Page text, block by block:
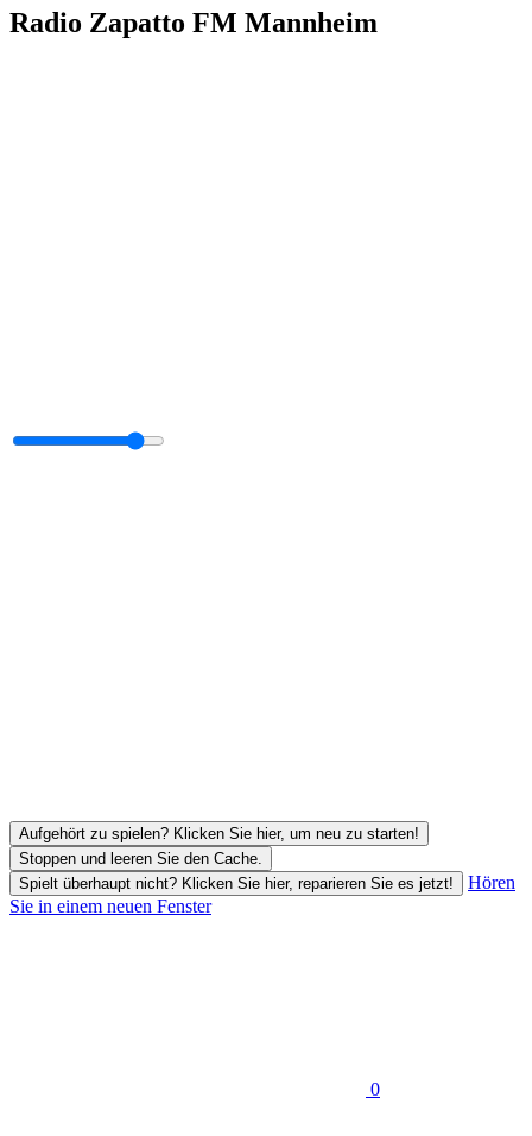
Radio Zapatto FM Mannheim
Aufgehört zu spielen? Klicken Sie hier, um neu zu starten!
Stoppen und leeren Sie den Cache.
Spielt überhaupt nicht? Klicken Sie hier, reparieren Sie es jetzt!
Hören
Sie in einem neuen Fenster
0